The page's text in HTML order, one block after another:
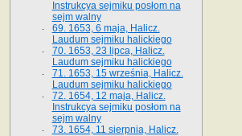
Instrukcya sejmiku posłom na
sejm walny
69. 1653, 6 maja, Halicz.
Laudum sejmiku halickiego
70. 1653, 23 lipca, Halicz.
Laudum sejmiku halickiego
71. 1653, 15 września, Halicz.
Laudum sejmiku halickiego
72. 1654, 12 maja, Halicz.
Instrukcya sejmiku posłom na
sejm walny
73. 1654, 11 sierpnia, Halicz.